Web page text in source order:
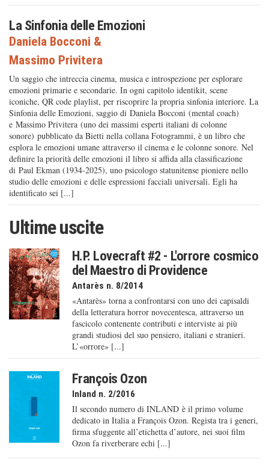
La Sinfonia delle Emozioni
Daniela Bocconi &
Massimo Privitera
Un saggio che intreccia cinema, musica e introspezione per esplorare
emozioni primarie e secondarie. In ogni capitolo identikit, scene
iconiche, QR code playlist, per riscoprire la propria sinfonia interiore. La
Sinfonia delle Emozioni, saggio di Daniela Bocconi (mental coach)
e Massimo Privitera (uno dei massimi esperti italiani di colonne
sonore) pubblicato da Bietti nella collana Fotogrammi, è un libro che
esplora le emozioni umane attraverso il cinema e le colonne sonore. Nel
definire la priorità delle emozioni il libro si affida alla classificazione
di Paul Ekman (1934-2025), uno psicologo statunitense pioniere nello
studio delle emozioni e delle espressioni facciali universali. Egli ha
identificato sei [...]
Ultime uscite
H.P. Lovecraft #2 - L'orrore cosmico
del Maestro di Providence
Antarès n. 8/2014
«Antarès» torna a confrontarsi con uno dei capisaldi
della letteratura horror novecentesca, attraverso un
fascicolo contenente contributi e interviste ai più
grandi studiosi del suo pensiero, italiani e stranieri.
L’«orrore» [...]
François Ozon
Inland n. 2/2016
Il secondo numero di INLAND è il primo volume
dedicato in Italia a François Ozon. Regista tra i generi,
firma sfuggente all’etichetta d’autore, nei suoi film
Ozon fa riverberare echi [...]